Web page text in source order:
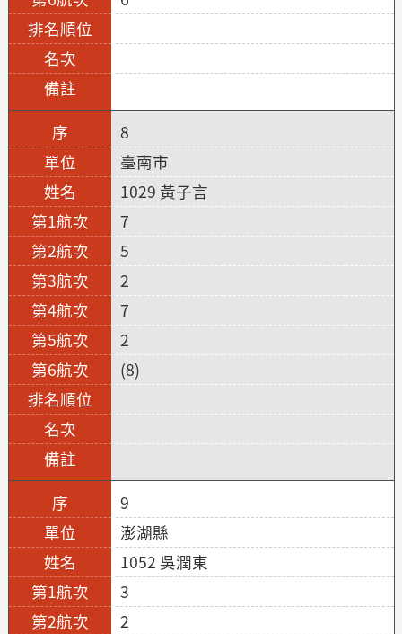
8
臺南市
1029 黃子言
7
5
2
7
2
(8)
9
澎湖縣
1052 吳潤東
3
2